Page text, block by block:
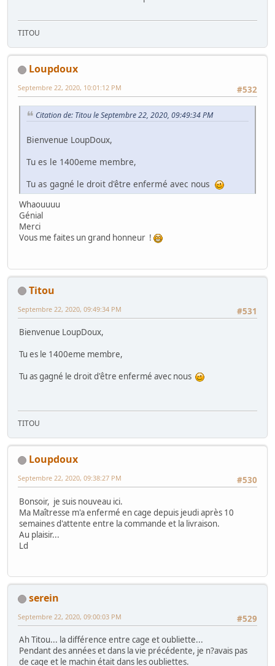
TITOU
Loupdoux
#532
Septembre 22, 2020, 10:01:12 PM
Citation de: Titou le Septembre 22, 2020, 09:49:34 PM
Bienvenue LoupDoux,
Tu es le 1400eme membre,
Tu as gagné le droit d'être enfermé avec nous
Whaouuuu
Génial
Merci
Vous me faites un grand honneur !
Titou
#531
Septembre 22, 2020, 09:49:34 PM
Bienvenue LoupDoux,
Tu es le 1400eme membre,
Tu as gagné le droit d'être enfermé avec nous
TITOU
Loupdoux
#530
Septembre 22, 2020, 09:38:27 PM
Bonsoir, je suis nouveau ici.
Ma Maîtresse m'a enfermé en cage depuis jeudi après 10
semaines d'attente entre la commande et la livraison.
Au plaisir...
Ld
serein
#529
Septembre 22, 2020, 09:00:03 PM
Ah Titou... la différence entre cage et oubliette...
Pendant des années et dans la vie précédente, je n?avais pas
de cage et le machin était dans les oubliettes.